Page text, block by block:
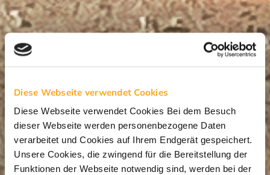
Diese Webseite verwendet Cookies
Diese Webseite verwendet Cookies Bei dem Besuch
dieser Webseite werden personenbezogene Daten
verarbeitet und Cookies auf Ihrem Endgerät gespeichert.
Unsere Cookies, die zwingend für die Bereitstellung der
Funktionen der Webseite notwendig sind, werden bei der